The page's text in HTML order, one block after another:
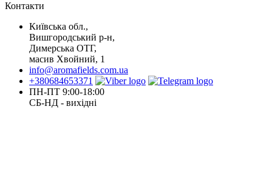
Контакти
Київська обл.,
Вишгородський р-н,
Димерська ОТГ,
масив Хвойний, 1
info@aromafields.com.ua
+380684653371
ПН-ПТ 9:00-18:00
СБ-НД - вихідні